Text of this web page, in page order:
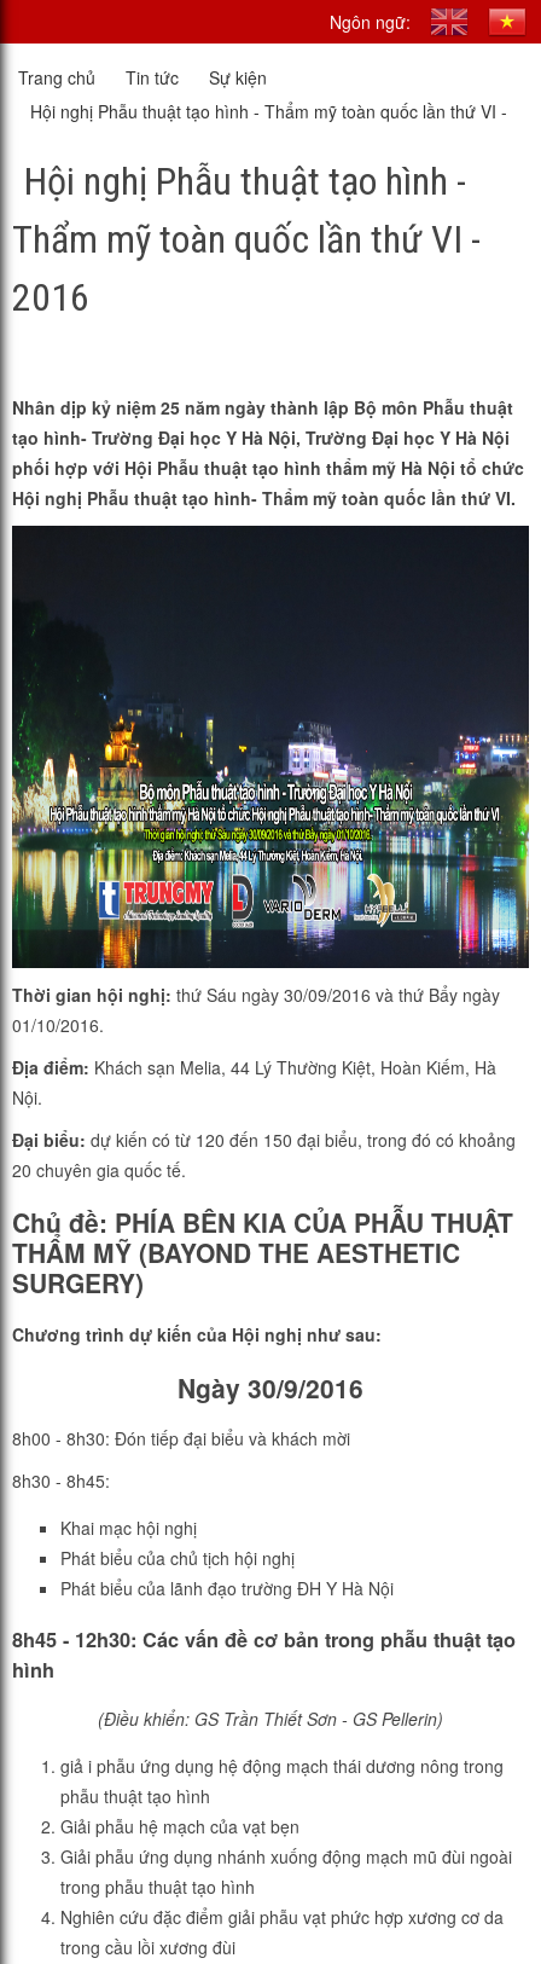
Ngôn ngữ:
Trang chủ Tin tức
Sự kiện
Hội nghị Phẫu thuật tạo hình - Thẩm mỹ toàn quốc lần thứ VI -
Hội nghị Phẫu thuật tạo hình -
Thẩm mỹ toàn quốc lần thứ VI -
2016
Nhân dịp kỷ niệm 25 năm ngày thành lập Bộ môn Phẫu thuật
tạo hình- Trường Đại học Y Hà Nội, Trường Đại học Y Hà Nội
phối hợp với Hội Phẫu thuật tạo hình thẩm mỹ Hà Nội tổ chức
Hội nghị Phẫu thuật tạo hình- Thẩm mỹ toàn quốc lần thứ VI.
Thời gian hội nghị: thứ Sáu ngày 30/09/2016 và thứ Bẩy ngày
01/10/2016.
Địa điểm: Khách sạn Melia, 44 Lý Thường Kiệt, Hoàn Kiếm, Hà
Nội.
Đại biểu: dự kiến có từ 120 đến 150 đại biểu, trong đó có khoảng
20 chuyên gia quốc tế.
Chủ đề: PHÍA BÊN KIA CỦA PHẪU THUẬT
THẨM MỸ (BAYOND THE AESTHETIC
SURGERY)
Chương trình dự kiến của Hội nghị như sau:
Ngày 30/9/2016
8h00 - 8h30: Đón tiếp đại biểu và khách mời
8h30 - 8h45:
Khai mạc hội nghị
Phát biểu của chủ tịch hội nghị
Phát biểu của lãnh đạo trường ĐH Y Hà Nội
8h45 - 12h30: Các vấn đề cơ bản trong phẫu thuật tạo
hình
(Điều khiển: GS Trần Thiết Sơn - GS Pellerin)
giả i phẫu ứng dụng hệ động mạch thái dương nông trong
phẫu thuật tạo hình
Giải phẫu hệ mạch của vạt bẹn
Giải phẫu ứng dụng nhánh xuống động mạch mũ đùi ngoài
trong phẫu thuật tạo hình
Nghiên cứu đặc điểm giải phẫu vạt phức hợp xương cơ da
trong cầu lồi xương đùi